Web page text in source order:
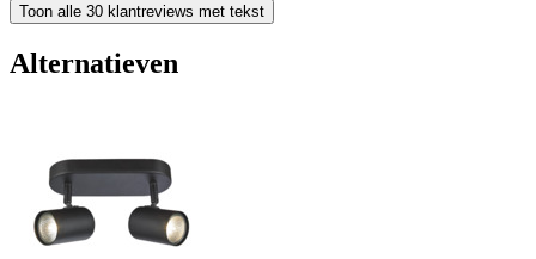
Toon alle 30 klantreviews met tekst
Alternatieven